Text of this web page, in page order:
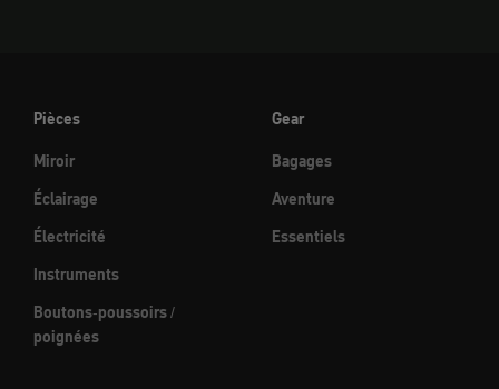
Pièces
Miroir
Éclairage
Électricité
Instruments
Boutons-poussoirs /
poignées
Gear
Bagages
Aventure
Essentiels